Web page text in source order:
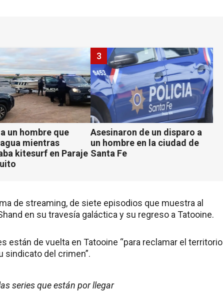
un hombre que
mientras
kitesurf en Paraje
Asesinaron de un disparo a
un hombre en la ciudad de
Santa Fe
3
de streaming, de siete episodios que muestra al
en su travesía galáctica y su regreso a Tatooine.
están de vuelta en Tatooine “para reclamar el territorio
sindicato del crimen”.
series que están por llegar